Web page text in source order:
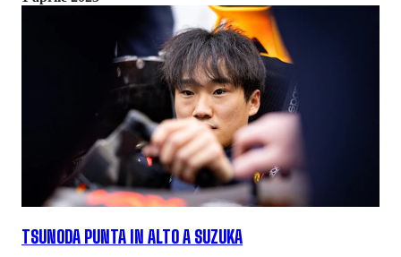
TSUNODA PUNTA IN ALTO A SUZUKA